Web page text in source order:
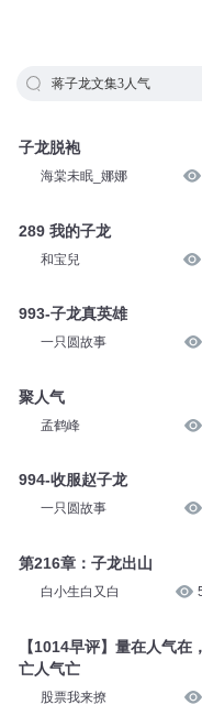
蒋子龙文集3人气
子龙脱袍
海棠未眠_娜娜
289 我的子龙
和宝兒
993-子龙真英雄
一只圆故事
聚人气
孟鹤峰
994-收服赵子龙
一只圆故事
第216章：子龙出山
白小生白又白
【1014早评】量在人气在
亡人气亡
股票我来撩